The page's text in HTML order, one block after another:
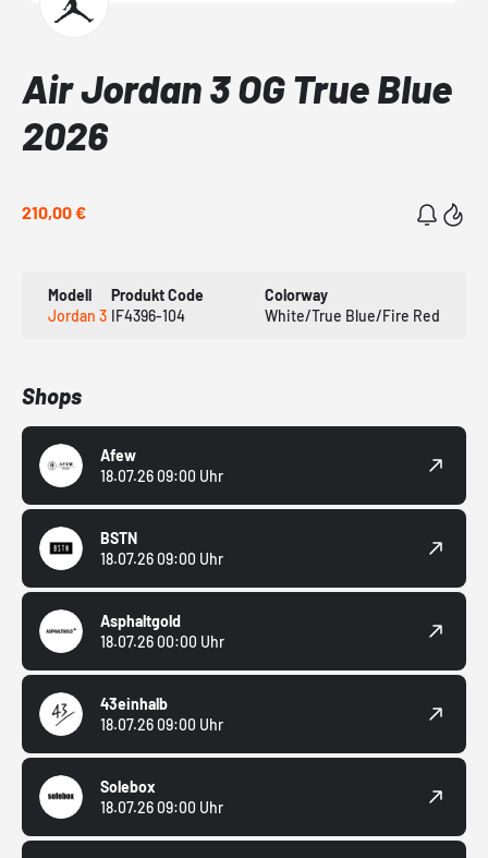
Air Jordan 3 OG True Blue
2026
210,00 €
Modell
Jordan 3
Produkt Code
IF4396-104
Colorway
White/True Blue/Fire Red
Shops
Afew
18.07.26 09:00 Uhr
BSTN
18.07.26 09:00 Uhr
Asphaltgold
18.07.26 00:00 Uhr
43einhalb
18.07.26 09:00 Uhr
Solebox
18.07.26 09:00 Uhr